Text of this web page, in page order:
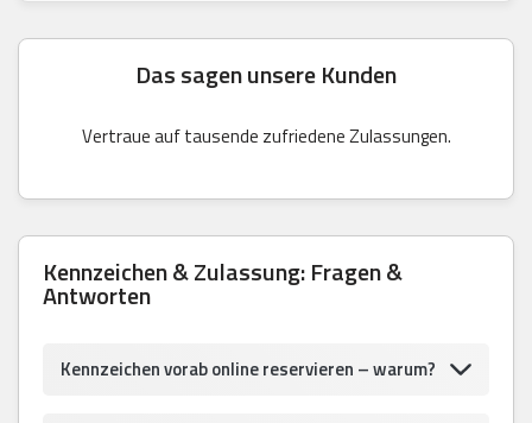
Das sagen unsere Kunden
Vertraue auf tausende zufriedene Zulassungen.
Kennzeichen & Zulassung: Fragen &
Antworten
Kennzeichen vorab online reservieren – warum?